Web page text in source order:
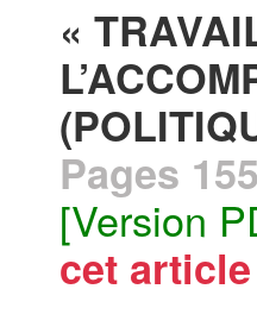
«
Pages
[Version
cet